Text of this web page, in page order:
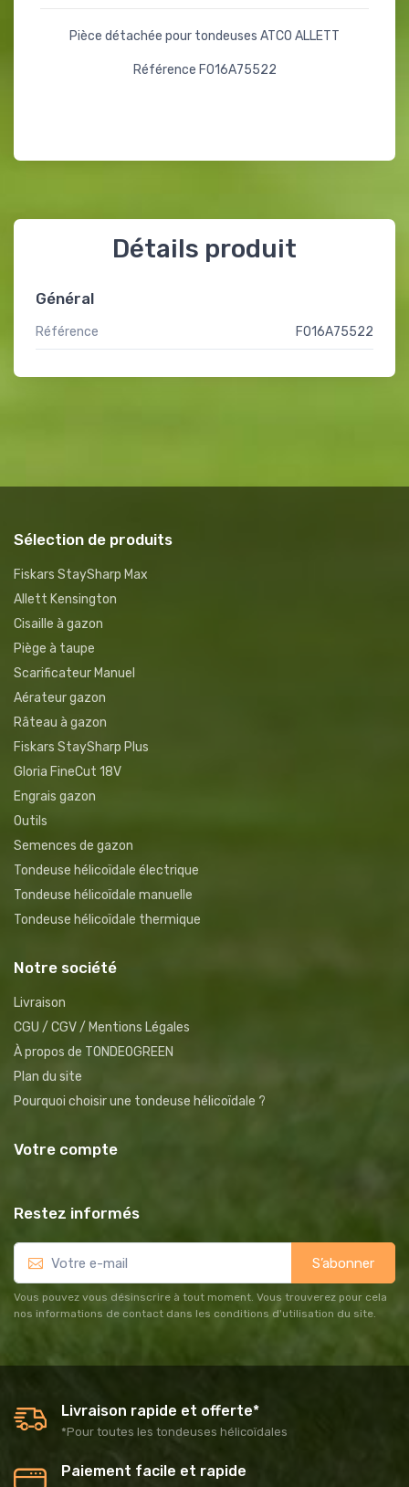
Pièce détachée pour tondeuses ATCO ALLETT
Référence F016A75522
Détails produit
Général
Référence F016A75522
Sélection de produits
Fiskars StaySharp Max
Allett Kensington
Cisaille à gazon
Piège à taupe
Scarificateur Manuel
Aérateur gazon
Râteau à gazon
Fiskars StaySharp Plus
Gloria FineCut 18V
Engrais gazon
Outils
Semences de gazon
Tondeuse hélicoïdale électrique
Tondeuse hélicoïdale manuelle
Tondeuse hélicoïdale thermique
Notre société
Livraison
CGU / CGV / Mentions Légales
À propos de TONDEOGREEN
Plan du site
Pourquoi choisir une tondeuse hélicoïdale ?
Votre compte
Restez informés
S’abonner
Vous pouvez vous désinscrire à tout moment. Vous trouverez pour cela
nos informations de contact dans les conditions d'utilisation du site.
Livraison rapide et offerte*
*Pour toutes les tondeuses hélicoïdales
Paiement facile et rapide